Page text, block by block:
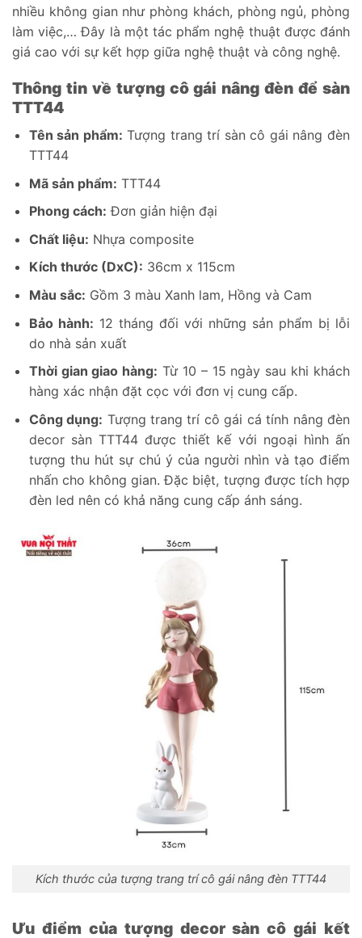
nhiều không gian như phòng khách, phòng ngủ, phòng
làm việc,… Đây là một tác phẩm nghệ thuật được đánh
giá cao với sự kết hợp giữa nghệ thuật và công nghệ.
Thông tin về tượng cô gái nâng đèn để sàn
TTT44
Tên sản phẩm: Tượng trang trí sàn cô gái nâng đèn
TTT44
Mã sản phẩm: TTT44
Phong cách: Đơn giản hiện đại
Chất liệu: Nhựa composite
Kích thước (DxC): 36cm x 115cm
Màu sắc: Gồm 3 màu Xanh lam, Hồng và Cam
Bảo hành: 12 tháng đối với những sản phẩm bị lỗi
do nhà sản xuất
Thời gian giao hàng: Từ 10 – 15 ngày sau khi khách
hàng xác nhận đặt cọc với đơn vị cung cấp.
Công dụng: Tượng trang trí cô gái cá tính nâng đèn
decor sàn TTT44 được thiết kế với ngoại hình ấn
tượng thu hút sự chú ý của người nhìn và tạo điểm
nhấn cho không gian. Đặc biệt, tượng được tích hợp
đèn led nên có khả năng cung cấp ánh sáng.
Kích thước của tượng trang trí cô gái nâng đèn TTT44
Ưu điểm của tượng decor sàn cô gái kết